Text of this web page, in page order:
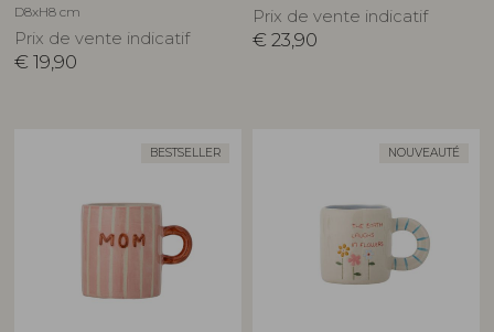
D8xH8 cm
Prix de vente indicatif
€ 19,90
Prix de vente indicatif
€ 23,90
BESTSELLER NOUVEAUTÉ